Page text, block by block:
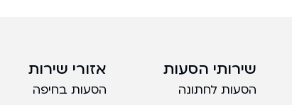
שירותי הסעות
הסעות לחתונה
אזורי שירות
הסעות בחיפה